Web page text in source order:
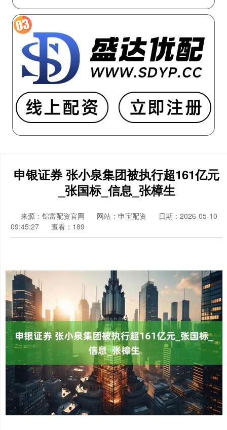
申银证券 张小泉集团被执行超161亿元
_张国标_信息_张樟生
来源：锦富配资官网 网站：申宝配资
日期：2026-05-10
09:45:27
查看：189